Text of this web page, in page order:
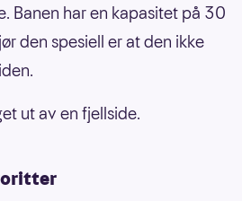
Banen har en kapasitet på 30
den spesiell er at den ikke
ut av en fjellside.